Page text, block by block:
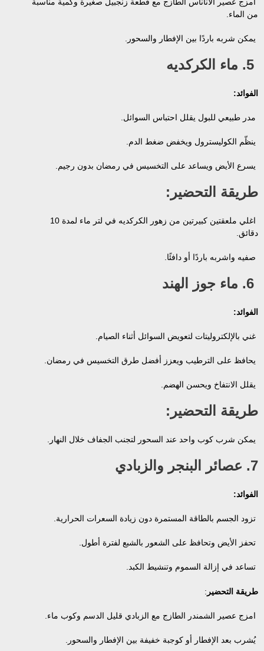
من الماء.
يمكن شربه باردًا بين الإفطار والسحور.
الفوائد:
مدر طبيعي للبول يقلل احتباس السوائل.
ينظّم الكوليسترول ويخفض ضغط الدم.
يسرع الأيض ويساعد على التخسيس في رمضان بدون رجيم.
طريقة التحضير:
اغلي ملعقتين كبيرتين من زهور الكركديه في لتر ماء لمدة 10
دقائق.
صفيه واشربه باردًا أو دافئًا.
الفوائد:
غني بالإلكتروليتات لتعويض السوائل أثناء الصيام.
يحافظ على الترطيب ويعزز أفضل طرق التخسيس في رمضان.
يقلل الانتفاخ ويحسن الهضم.
طريقة التحضير:
يمكن شرب كوب واحد عند السحور لتجنب الجفاف خلال النهار.
7. عصائر البنجر والزبادي
الفوائد:
تزود الجسم بالطاقة المستمرة دون زيادة السعرات الحرارية.
تحفز الأيض وتحافظ على الشعور بالشبع لفترة أطول.
تساعد في إزالة السموم وتنشيط الكبد.
طريقة التحضير :
امزج عصير الشمندر الطازج مع الزبادي قليل الدسم وكوب ماء.
يُشرب بعد الإفطار أو كوجبة خفيفة بين الإفطار والسحور.